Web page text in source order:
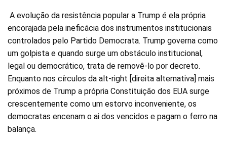
A evolução da resistência popular a Trump é ela própria
encorajada pela ineficácia dos instrumentos institucionais
controlados pelo Partido Democrata. Trump governa como
um golpista e quando surge um obstáculo institucional,
legal ou democrático, trata de removê-lo por decreto.
Enquanto nos círculos da alt-right [direita alternativa] mais
próximos de Trump a própria Constituição dos EUA surge
crescentemente como um estorvo inconveniente, os
democratas encenam o ai dos vencidos e pagam o ferro na
balança.